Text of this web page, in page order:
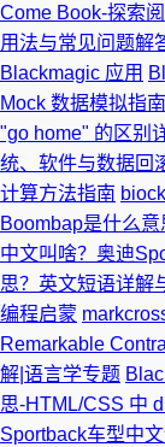
Come Book-探索
用法与常见问题解
Blackmagic 应用
Mock 数据模拟指
"go home" 的区别
统、软件与数据回
计算方法指南
Boombap是什么
中文叫啥？奥迪
思？英文短语详解
编程启蒙
Remarkable
解|语言学专题
思-HTML/CSS 中
Sportback车型中